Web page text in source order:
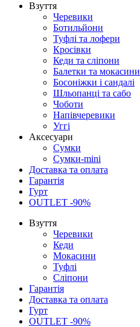
Взуття
Черевики
Ботильйони
Туфлі та лофери
Кросівки
Кеди та сліпони
Балетки та мокасини
Босоніжки і сандалі
Шльопанці та сабо
Чоботи
Напівчеревики
Уггі
Аксесуари
Сумки
Сумки-mini
Доставка та оплата
Гарантія
Гурт
OUTLET -90%
Взуття
Черевики
Кеди
Мокасини
Туфлі
Сліпони
Гарантія
Доставка та оплата
Гурт
OUTLET -90%